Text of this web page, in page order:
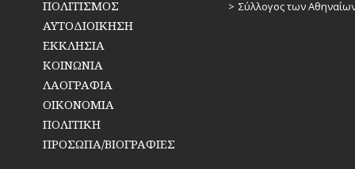
ΠΟΛΙΤΙΣΜΟΣ
ΑΥΤΟΔΙΟΙΚΗΣΗ
ΕΚΚΛΗΣΙΑ
ΚΟΙΝΩΝΙΑ
ΛΑΟΓΡΑΦΙΑ
ΟΙΚΟΝΟΜΙΑ
ΠΟΛΙΤΙΚΗ
ΠΡΟΣΩΠΑ/ΒΙΟΓΡΑΦΙΕΣ
Σύλλογος των